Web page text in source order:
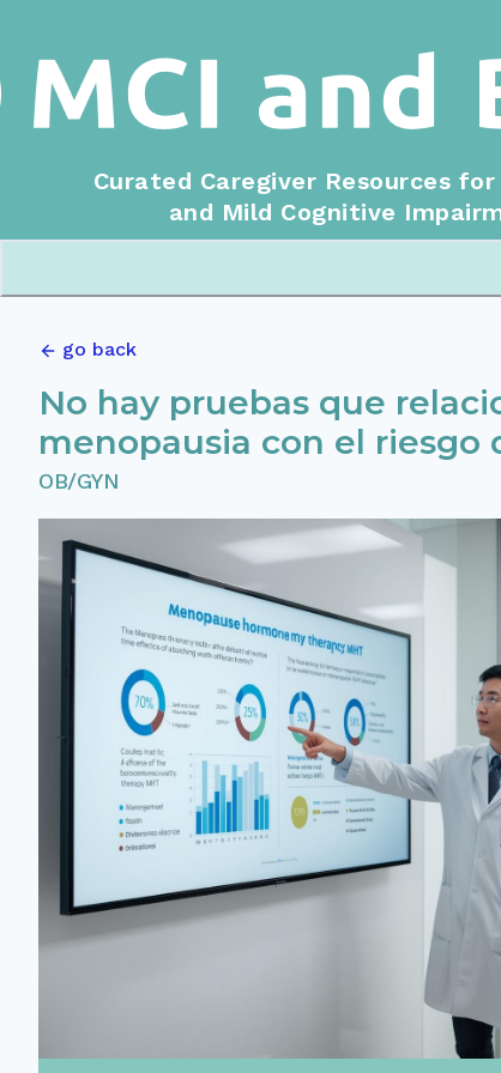
Curated Caregiver Resources
and Mild Cognitive
go back
No hay pruebas que
menopausia con el riesgo
OB/GYN